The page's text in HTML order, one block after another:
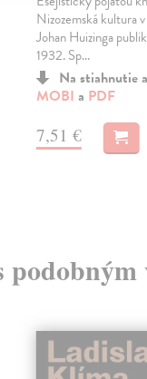
Nizozemská kultura
Johan Huizinga
1932. Sp...
Na stiahnutie
MOBI a PDF
7,51 €